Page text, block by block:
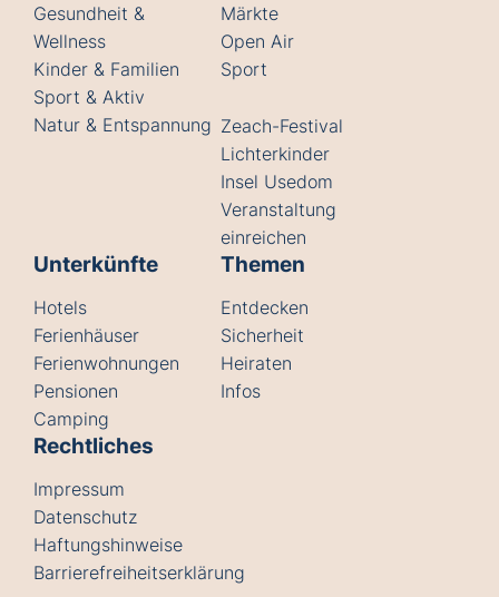
Gesundheit &
Wellness
Kinder & Familien
Sport & Aktiv
Natur & Entspannung
Märkte
Open Air
Sport
Zeach-Festival
Lichterkinder
Insel Usedom
Veranstaltung
einreichen
Unterkünfte
Hotels
Ferienhäuser
Ferienwohnungen
Pensionen
Camping
Themen
Entdecken
Sicherheit
Heiraten
Infos
Rechtliches
Impressum
Datenschutz
Haftungshinweise
Barrierefreiheitserklärung